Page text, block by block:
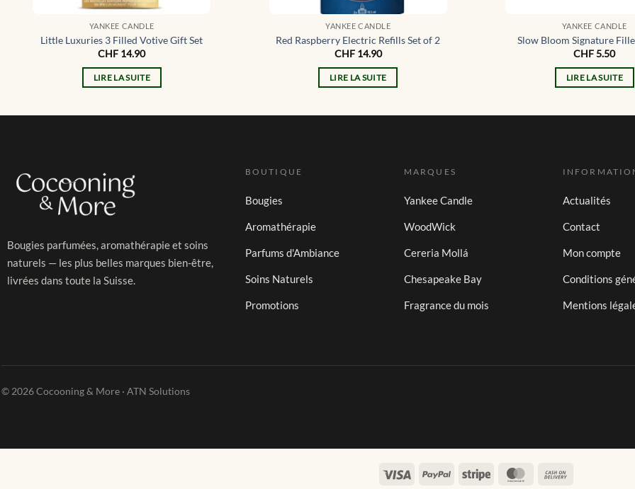
YANKEE CANDLE
Little Luxuries 3 Filled Votive Gift Set
CHF 14.90
LIRE LA SUITE
YANKEE CANDLE
Red Raspberry Electric Refills Set of 2
CHF14.90
LIRE LA SUITE
YANKEE CANDLE
Slow Bloom Signature
CHF5.50
LIRE LA SUITE
Bougies parfumées, aromathérapie et soins
naturels — les plus belles marques bien-être,
livrées dans toute la Suisse.
BOUTIQUE
Bougies
Aromathérapie
Parfums d'Ambiance
Soins Naturels
Promotions
MARQUES
Yankee Candle
WoodWick
Cereria Mollá
Chesapeake Bay
Fragrance du mois
Actualités
Contact
Mon compte
Conditions
Mentions
© 2026 Cocooning & More · ATN Solutions
Visa PayPal Stripe MasterCard